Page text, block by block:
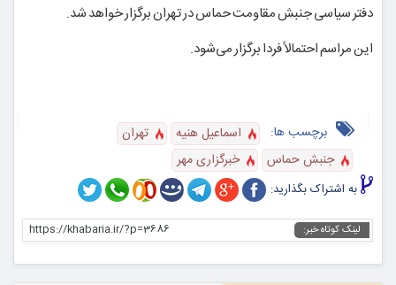
دفتر سیاسی جنبش مقاومت حماس در تهران برگزار خواهد شد.
این مراسم احتمالاً فردا برگزار می‌شود.
برچسب ها: اسماعیل هنیه
تهران
جنبش حماس
خبرگزاری مهر
به اشتراک بگذارید:
لینک کوتاه خبر: https://khabaria.ir/?p=3686